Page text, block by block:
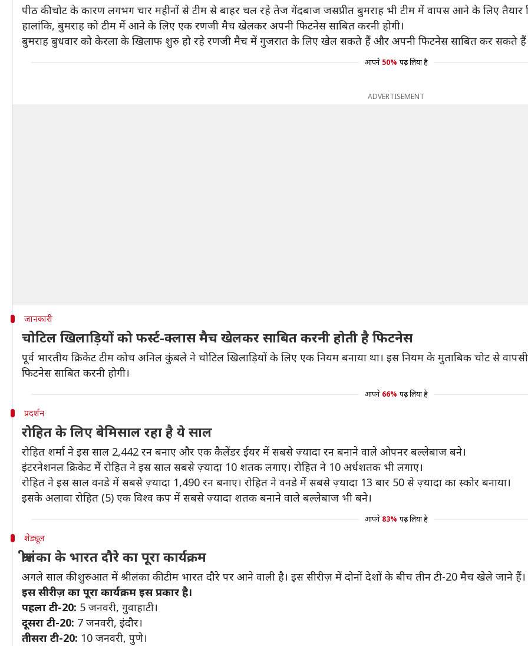
पीठ की चोट के कारण लगभग चार महीनों से टीम से बाहर चल रहे तेज गेंदबाज जसप्रीत बुमराह भी टीम में वापस आने के लिए तैयार
हालांकि, बुमराह को टीम में आने के लिए एक रणजी मैच खेलकर अपनी फिटनेस साबित करनी होगी।
बुमराह बुधवार को केरला के खिलाफ शुरु हो रहे रणजी मैच में गुजरात के लिए खेल सकते हैं और अपनी फिटनेस साबित कर सकते
आपने 50% पढ़ लिया है
ADVERTISEMENT
जानकारी
चोटिल खिलाड़ियों को फर्स्ट-क्लास मैच खेलकर साबित करनी होती है फिटनेस
पूर्व भारतीय क्रिकेट टीम कोच अनिल कुंबले ने चोटिल खिलाड़ियों के लिए एक नियम बनाया था। इस नियम के मुताबिक चोट से
फिटनेस साबित करनी होगी।
आपने 66% पढ़ लिया है
प्रदर्शन
रोहित के लिए बेमिसाल रहा है ये साल
रोहित शर्मा ने इस साल 2,442 रन बनाए और एक कैलेंडर ईयर में सबसे ज़्यादा रन बनाने वाले ओपनर बल्लेबाज बने।
इंटरनेशनल क्रिकेट मेें रोहित ने इस साल सबसे ज़्यादा 10 शतक लगाए। रोहित ने 10 अर्धशतक भी लगाए।
रोहित ने इस साल वनडे में सबसे ज़्यादा 1,490 रन बनाए। रोहित ने वनडे मेें सबसे ज़्यादा 13 बार 50 से ज़्यादा का स्कोर बनाया।
इसके अलावा रोहित (5) एक विश्व कप में सबसे ज़्यादा शतक बनाने वाले बल्लेबाज भी बने।
आपने 83% पढ़ लिया है
शेड्यूल
श्रीलंका के भारत दौरे का पूरा कार्यक्रम
अगले साल की शुरुआत में श्रीलंका की टीम भारत दौरे पर आने वाली है। इस सीरीज़ में दोनों देशों के बीच तीन टी-20 मैच खेले जाने हैं।
इस सीरीज़ का पूरा कार्यक्रम इस प्रकार है।
पहला टी-20: 5 जनवरी, गुवाहाटी।
दूसरा टी-20: 7 जनवरी, इंदौर।
तीसरा टी-20: 10 जनवरी, पुणे।